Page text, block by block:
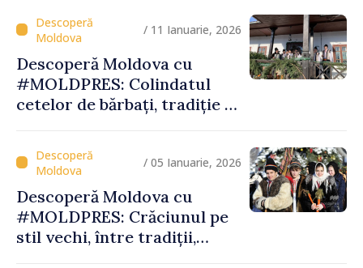
/ 11 Ianuarie, 2026
Descoperă Moldova cu
#MOLDPRES: Colindatul
cetelor de bărbați, tradiție și
/ 05 Ianuarie, 2026
Descoperă Moldova cu
#MOLDPRES: Crăciunul pe
stil vechi, între tradiții,